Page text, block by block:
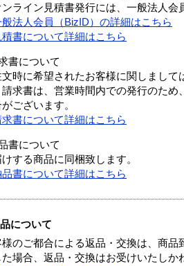
ライン見積書発行には、一般法人会
般法人会員（BizID）の詳細はこちら
積書について詳細はこちら
書について
文時に希望されたお客様に関しまして
請求書は、営業時間内での発行のた
ございます。
求書について詳細はこちら
書について
する商品に同梱致します。
品書について詳細はこちら
について
様のご都合による返品・交換は、商
場合、返品・交換はお受けいたしか